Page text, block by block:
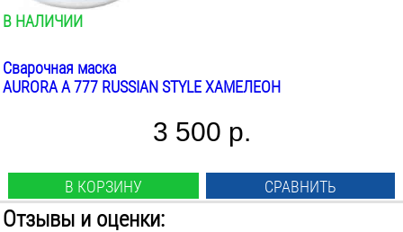
В НАЛИЧИИ
Сварочная маска
AURORA A 777 RUSSIAN STYLE ХАМЕЛЕОН
3 500 р.
В КОРЗИНУ СРАВНИТЬ
Отзывы и оценки: